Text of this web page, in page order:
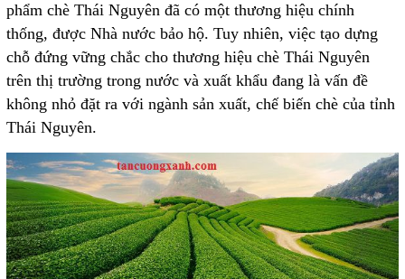
phẩm chè Thái Nguyên đã có một thương hiệu chính
thống, được Nhà nước bảo hộ. Tuy nhiên, việc tạo dựng
chỗ đứng vững chắc cho thương hiệu chè Thái Nguyên
trên thị trường trong nước và xuất khẩu đang là vấn đề
không nhỏ đặt ra với ngành sản xuất, chế biến chè của tỉnh
Thái Nguyên.